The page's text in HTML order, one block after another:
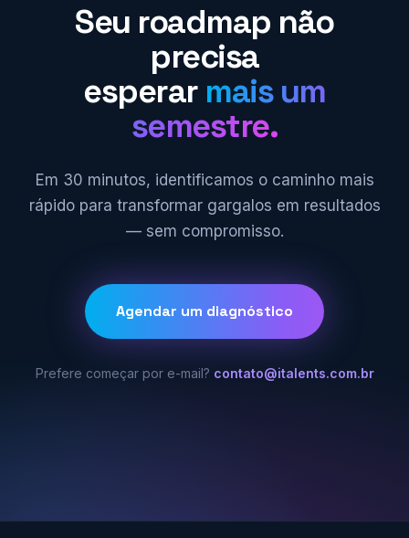
Seu roadmap não
precisa
esperar mais um
semestre.
Em 30 minutos, identificamos o caminho mais
rápido para transformar gargalos em resultados
— sem compromisso.
Agendar um diagnóstico
Prefere começar por e-mail? contato@italents.com.br